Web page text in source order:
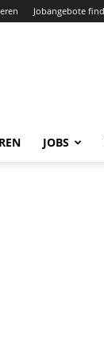
Jobangebote
JOBS